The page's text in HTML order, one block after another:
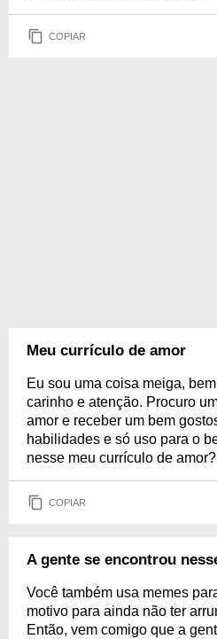
COPIAR
Meu currículo de amor
Eu sou uma coisa meiga,
carinho e atenção. Procuro
amor e receber um bem
habilidades e só uso para o
nesse meu currículo de amor?
COPIAR
A gente se encontrou
Você também usa memes
motivo para ainda não ter
Então, vem comigo que a